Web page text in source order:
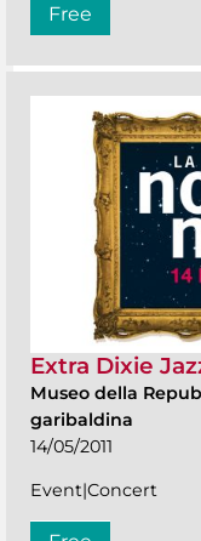
Free
Extra Dixie
Museo della
garibaldina
14/05/2011
Event|Concert